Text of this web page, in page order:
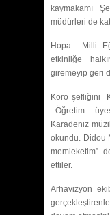
kaymakamı
müdürleri de
Hopa Milli
etkinliğe
giremeyip geri
Koro şefliğini
Öğretim
Karadeniz
okundu. Didou
memleketim”
ettiler.
Arhavizyon